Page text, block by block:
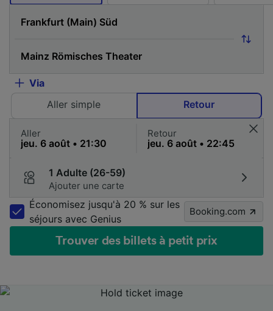
Via
Aller simple
Retour
Aller Retour
1 Adulte (26-59)
Ajouter une carte
Économisez jusqu'à 20 % sur les
séjours avec Genius
Booking.com
Trouver des billets à petit prix